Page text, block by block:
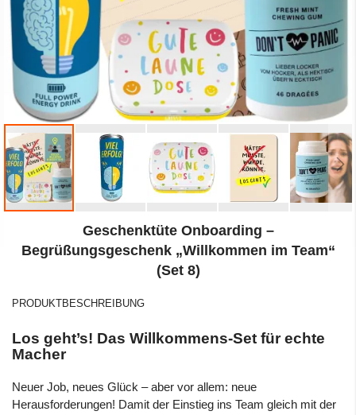
Bildergalerie
Geschenktüte Onboarding –
Begrüßungsgeschenk „Willkommen im Team“
(Set 8)
PRODUKTBESCHREIBUNG
Los geht’s! Das Willkommens-Set für echte
Macher
Neuer Job, neues Glück – aber vor allem: neue
Herausforderungen! Damit der Einstieg ins Team gleich mit der